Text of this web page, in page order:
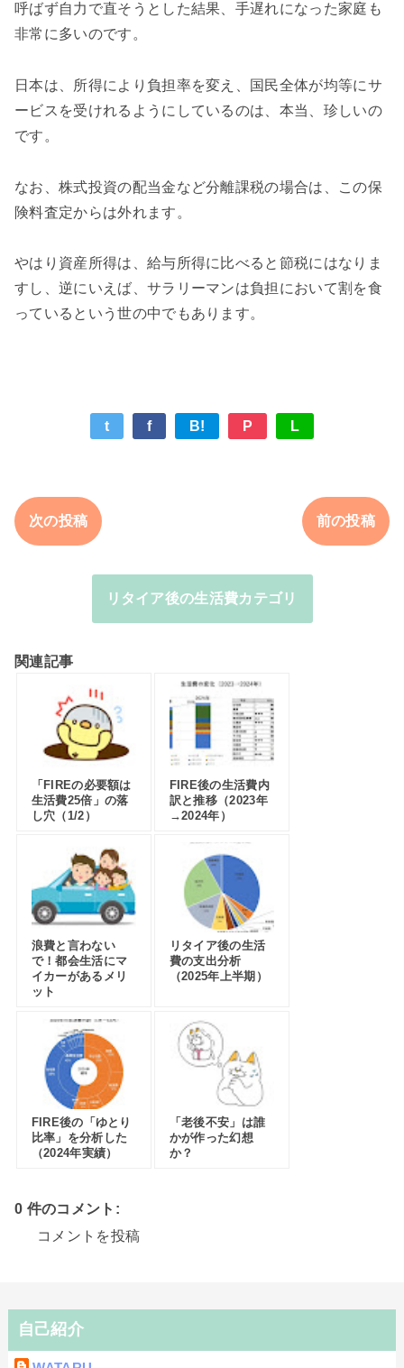
呼ばず自力で直そうとした結果、手遅れになった家庭も
非常に多いのです。
日本は、所得により負担率を変え、国民全体が均等にサ
ービスを受けれるようにしているのは、本当、珍しいの
です。
なお、株式投資の配当金など分離課税の場合は、この保
険料査定からは外れます。
やはり資産所得は、給与所得に比べると節税にはなりま
すし、逆にいえば、サラリーマンは負担において割を食
っているという世の中でもあります。
t f B! P L
次の投稿 前の投稿
リタイア後の生活費カテゴリ
関連記事
「FIREの必要額は
生活費25倍」の落
し穴（1/2）
FIRE後の生活費内
訳と推移（2023年
→2024年）
浪費と言わない
で！都会生活にマ
イカーがあるメリ
ット
リタイア後の生活
費の支出分析
（2025年上半期）
FIRE後の「ゆとり
比率」を分析した
（2024年実績）
「老後不安」は誰
かが作った幻想
か？
0 件のコメント:
コメントを投稿
自己紹介